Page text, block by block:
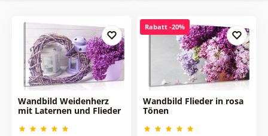
Wandbild Weidenherz
mit Laternen und Flieder
Rabatt -20%
Wandbild Flieder in rosa
Tönen